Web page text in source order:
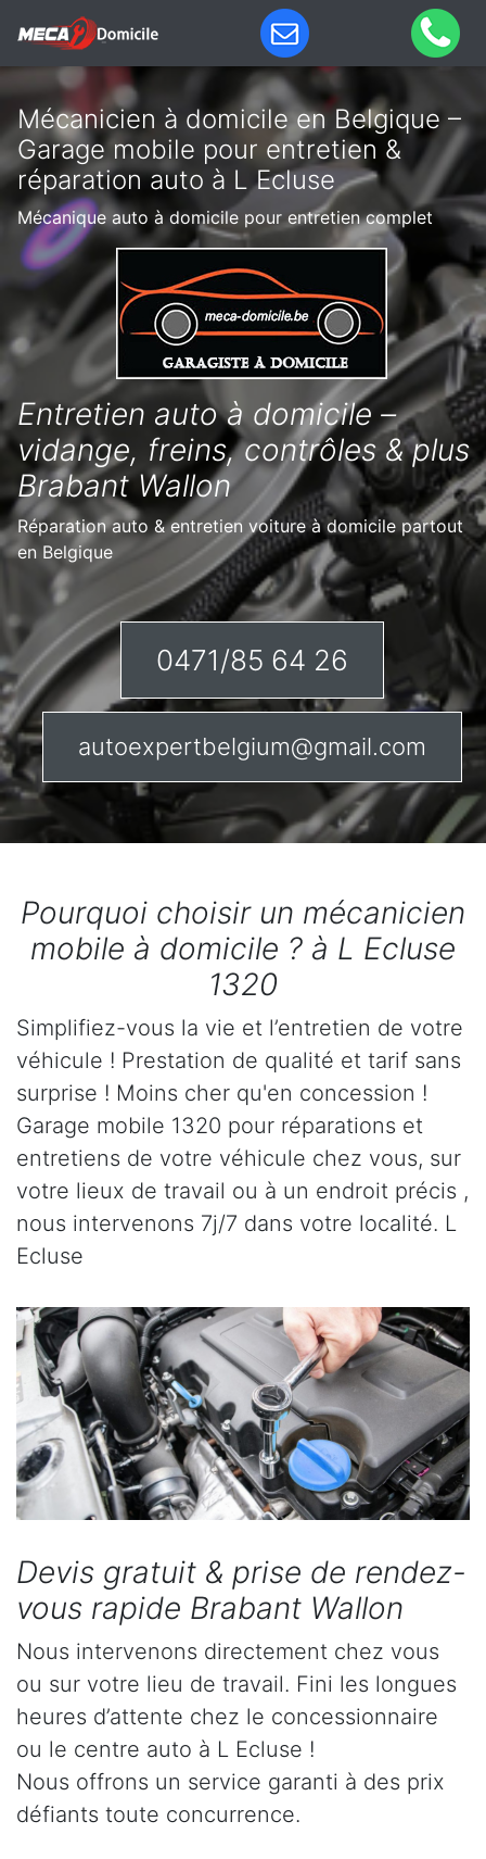
Mécanicien à domicile en Belgique –
Garage mobile pour entretien &
réparation auto à L Ecluse
Mécanique auto à domicile pour entretien complet
Entretien auto à domicile –
vidange, freins, contrôles & plus
Brabant Wallon
Réparation auto & entretien voiture à domicile partout
en Belgique
0471/85 64 26
autoexpertbelgium@gmail.com
Pourquoi choisir un mécanicien
mobile à domicile ? à L Ecluse
1320
Simplifiez-vous la vie et l’entretien de votre
véhicule ! Prestation de qualité et tarif sans
surprise ! Moins cher qu'en concession !
Garage mobile 1320 pour réparations et
entretiens de votre véhicule chez vous, sur
votre lieux de travail ou à un endroit précis ,
nous intervenons 7j/7 dans votre localité. L
Ecluse
Devis gratuit & prise de rendez-
vous rapide Brabant Wallon
Nous intervenons directement chez vous
ou sur votre lieu de travail. Fini les longues
heures d’attente chez le concessionnaire
ou le centre auto à L Ecluse !
Nous offrons un service garanti à des prix
défiants toute concurrence.